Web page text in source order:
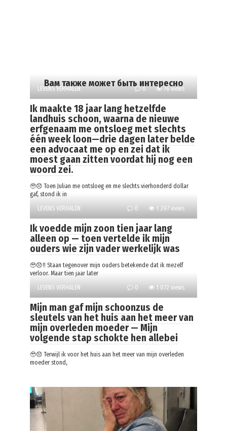
Вам также может быть интересно
LEVENS VERHALEN 0 76 views
Ik maakte 18 jaar lang hetzelfde
landhuis schoon, waarna de nieuwe
erfgenaam me ontsloeg met slechts
één week loon—drie dagen later belde
een advocaat me op en zei dat ik
moest gaan zitten voordat hij nog een
woord zei.
🥹😞 Toen Julian me ontsloeg en me slechts vierhonderd dollar
gaf, stond ik in
LEVENS VERHALEN
0 1 397 views
Ik voedde mijn zoon tien jaar lang
alleen op — toen vertelde ik mijn
ouders wie zijn vader werkelijk was
🥹😞‼️ Staan tegenover mijn ouders betekende dat ik mezelf
verloor. Maar tien jaar later
LEVENS VERHALEN
0 1 072 views
Mijn man gaf mijn schoonzus de
sleutels van het huis aan het meer van
mijn overleden moeder — Mijn
volgende stap schokte hen allebei
🥹😞 Terwijl ik voor het huis aan het meer van mijn overleden
moeder stond,